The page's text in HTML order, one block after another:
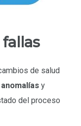
de salud
y
del proceso